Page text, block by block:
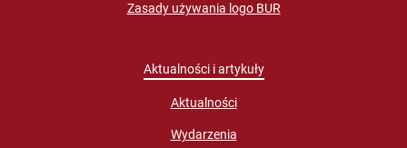
Zasady używania logo BUR
Aktualności i artykuły
Aktualności
Wydarzenia